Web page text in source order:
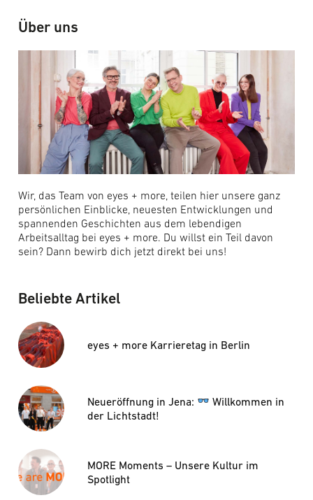
Über uns
Wir, das Team von eyes + more, teilen hier unsere ganz
persönlichen Einblicke, neuesten Entwicklungen und
spannenden Geschichten aus dem lebendigen
Arbeitsalltag bei eyes + more. Du willst ein Teil davon
sein? Dann bewirb dich jetzt direkt bei uns!
Beliebte Artikel
eyes + more Karrieretag in Berlin
Neueröffnung in Jena:
Willkommen in
der Lichtstadt!
MORE Moments – Unsere Kultur im
Spotlight